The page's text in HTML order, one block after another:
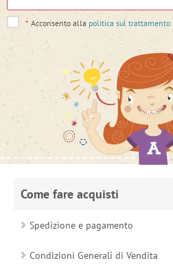
* Acconsento alla politica sul trattamento
Come fare acquisti
Spedizione e pagamento
Condizioni Generali di Vendita